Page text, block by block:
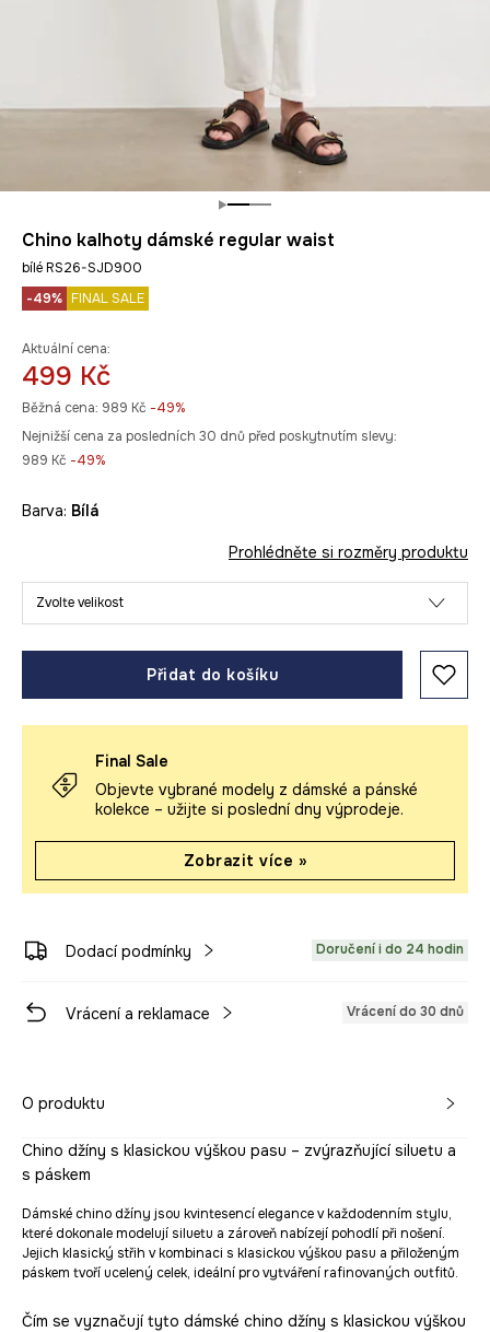
Chino kalhoty dámské regular waist
bílé RS26-SJD900
-49% FINAL SALE
Aktuální cena:
499 Kč
Běžná cena: 989 Kč -49%
Nejnižší cena za posledních 30 dnů před poskytnutím slevy:
989 Kč -49%
Barva: bílá
Prohlédněte si rozměry produktu
Zvolte velikost
Přidat do košíku
Final Sale
Objevte vybrané modely z dámské a pánské
kolekce – užijte si poslední dny výprodeje.
Zobrazit více »
Dodací podmínky Doručení i do 24 hodin
Vrácení a reklamace Vrácení do 30 dnů
O produktu
Chino džíny s klasickou výškou pasu – zvýrazňující siluetu a
s páskem
Dámské chino džíny jsou kvintesencí elegance v každodenním stylu,
které dokonale modelují siluetu a zároveň nabízejí pohodlí při nošení.
Jejich klasický střih v kombinaci s klasickou výškou pasu a přiloženým
páskem tvoří ucelený celek, ideální pro vytváření rafinovaných outfitů.
Čím se vyznačují tyto dámské chino džíny s klasickou výškou